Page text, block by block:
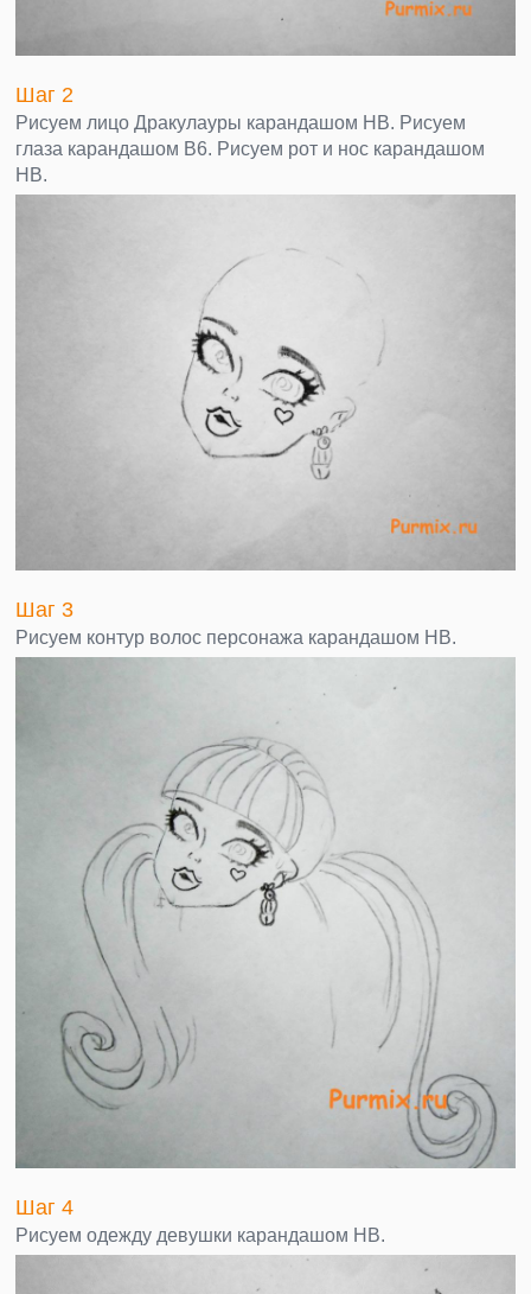
Шаг 2
Рисуем лицо Дракулауры карандашом НВ. Рисуем
глаза карандашом В6. Рисуем рот и нос карандашом
НВ.
Шаг 3
Рисуем контур волос персонажа карандашом НВ.
Шаг 4
Рисуем одежду девушки карандашом НВ.